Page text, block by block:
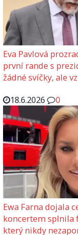
Eva Pavlová
první rande s
žádné svíčky, ale
18.6.2026
0
Ewa Farna dojala
koncertem splnila
který nikdy